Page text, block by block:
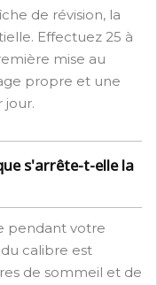
de révision, la
Effectuez 25 à
mise au
propre et une
jour.
s'arrête-t-elle la
pendant votre
calibre est
de sommeil et de